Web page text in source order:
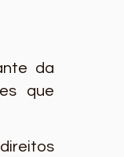
da
que